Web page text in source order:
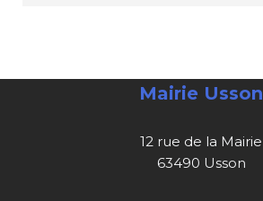
Mairie Usson
12 rue de la Mairie
63490 Usson